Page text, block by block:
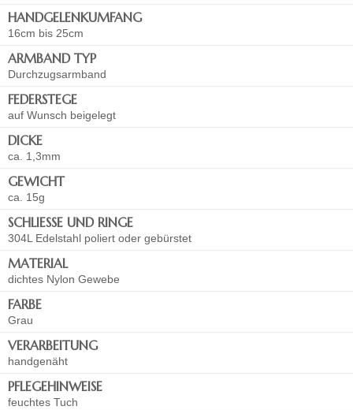
HANDGELENKUMFANG
16cm bis 25cm
ARMBAND TYP
Durchzugsarmband
FEDERSTEGE
auf Wunsch beigelegt
DICKE
ca. 1,3mm
GEWICHT
ca. 15g
SCHLIESSE UND RINGE
304L Edelstahl poliert oder gebürstet
MATERIAL
dichtes Nylon Gewebe
FARBE
Grau
VERARBEITUNG
handgenäht
PFLEGEHINWEISE
feuchtes Tuch